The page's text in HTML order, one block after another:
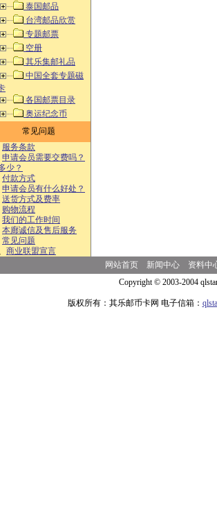
泰国邮品
台湾邮品欣赏
专题邮票
空册
其乐集邮礼品
中国全套专题磁
各国邮票目录
奥运纪念币
常见问题
服务条款
申请会员需要交费吗？
少？
付款方式
申请会员有什么好处？
送货方式及费率
购物流程
我们的工作时间
本廊诚信及售后服务
常见问题
商业联盟宣言
网站首页 新闻中心
资料中
Copyright © 2003-2004
版权所有：其乐邮币卡网 电子信箱：